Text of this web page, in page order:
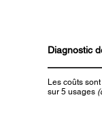
Diagnostic
Les coûts
sur 5 usages